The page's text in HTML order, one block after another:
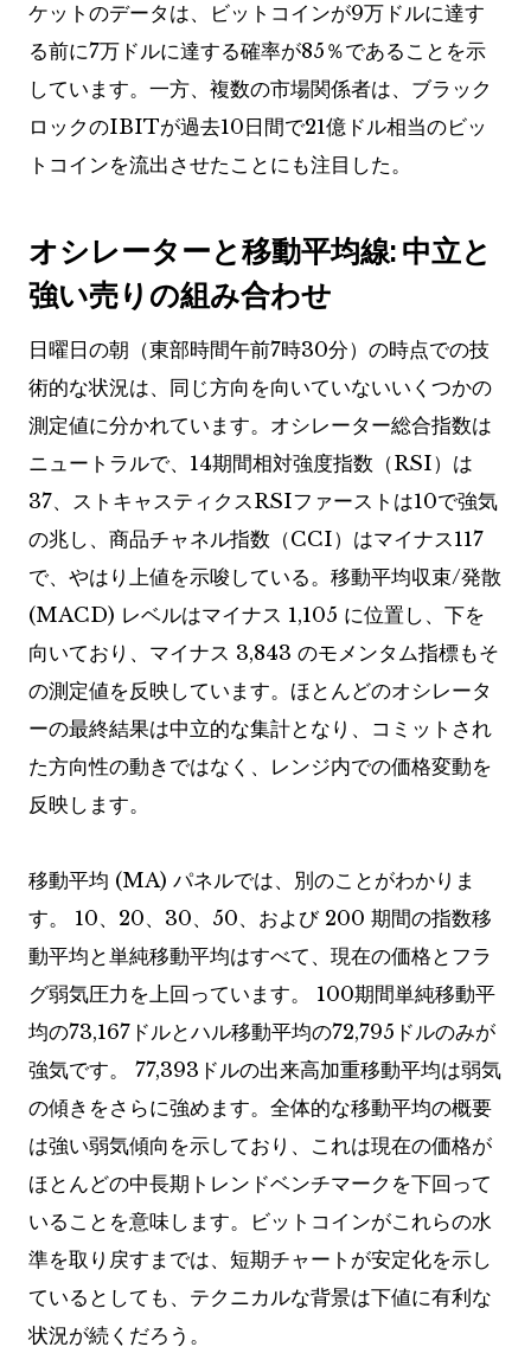
ケットのデータは、ビットコインが9万ドルに達す
る前に7万ドルに達する確率が85％であることを示
しています。一方、複数の市場関係者は、ブラック
ロックのIBITが過去10日間で21億ドル相当のビッ
トコインを流出させたことにも注目した。
オシレーターと移動平均線: 中立と
強い売りの組み合わせ
日曜日の朝（東部時間午前7時30分）の時点での技
術的な状況は、同じ方向を向いていないいくつかの
測定値に分かれています。オシレーター総合指数は
ニュートラルで、14期間相対強度指数（RSI）は
37、ストキャスティクスRSIファーストは10で強気
の兆し、商品チャネル指数（CCI）はマイナス117
で、やはり上値を示唆している。移動平均収束/発散
(MACD) レベルはマイナス 1,105 に位置し、下を
向いており、マイナス 3,843 のモメンタム指標もそ
の測定値を反映しています。ほとんどのオシレータ
ーの最終結果は中立的な集計となり、コミットされ
た方向性の動きではなく、レンジ内での価格変動を
反映します。
移動平均 (MA) パネルでは、別のことがわかりま
す。 10、20、30、50、および 200 期間の指数移
動平均と単純移動平均はすべて、現在の価格とフラ
グ弱気圧力を上回っています。 100期間単純移動平
均の73,167ドルとハル移動平均の72,795ドルのみが
強気です。 77,393ドルの出来高加重移動平均は弱気
の傾きをさらに強めます。全体的な移動平均の概要
は強い弱気傾向を示しており、これは現在の価格が
ほとんどの中長期トレンドベンチマークを下回って
いることを意味します。ビットコインがこれらの水
準を取り戻すまでは、短期チャートが安定化を示し
ているとしても、テクニカルな背景は下値に有利な
状況が続くだろう。